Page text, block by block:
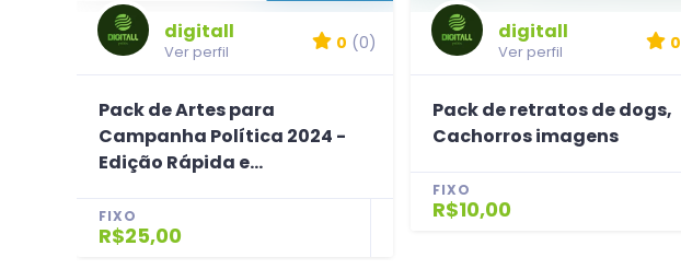
digitall
Ver perfil 0 (0)
Pack de Artes para
Campanha Política 2024 -
Edição Rápida e...
FIXO
R$25,00
digitall
Ver perfil 0
Pack de retratos de dogs,
Cachorros imagens
FIXO
R$10,00